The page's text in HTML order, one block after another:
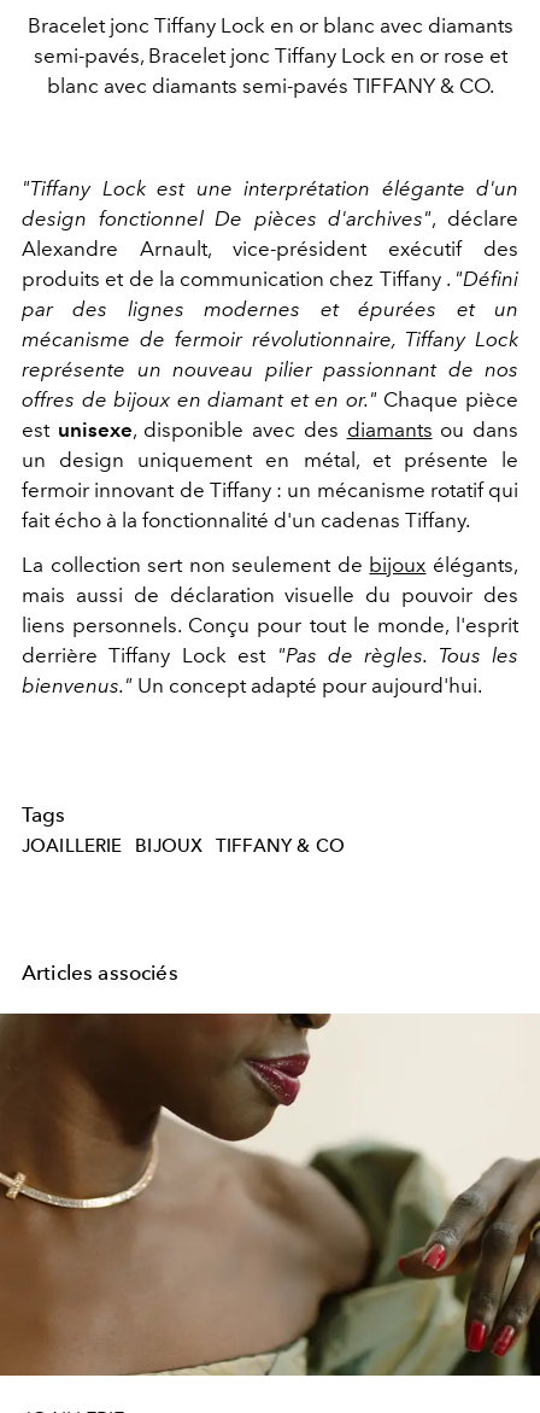
Bracelet jonc Tiffany Lock en or blanc avec diamants
semi-pavés, Bracelet jonc Tiffany Lock en or rose et
blanc avec diamants semi-pavés TIFFANY & CO.
"Tiffany Lock est une interprétation élégante d'un
design fonctionnel De pièces d'archives", déclare
Alexandre Arnault, vice-président exécutif des
produits et de la communication chez Tiffany . "Défini
par des lignes modernes et épurées et un
mécanisme de fermoir révolutionnaire, Tiffany Lock
représente un nouveau pilier passionnant de nos
offres de bijoux en diamant et en or." Chaque pièce
est unisexe, disponible avec des diamants ou dans
un design uniquement en métal, et présente le
fermoir innovant de Tiffany : un mécanisme rotatif qui
fait écho à la fonctionnalité d'un cadenas Tiffany.
La collection sert non seulement de bijoux élégants,
mais aussi de déclaration visuelle du pouvoir des
liens personnels. Conçu pour tout le monde, l'esprit
derrière Tiffany Lock est"Pas de règles. Tous les
bienvenus." Un concept adapté pour aujourd'hui.
Tags
JOAILLERIE BIJOUX TIFFANY & CO
Articles associés